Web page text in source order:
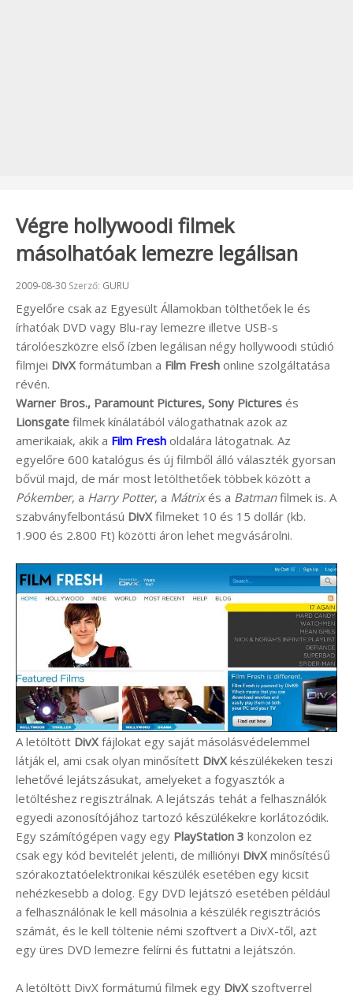
Végre hollywoodi filmek
másolhatóak lemezre legálisan
Beküldve:
2009-08-30 Szerző: GURU
Egyelőre csak az Egyesült Államokban tölthetőek le és
írhatóak DVD vagy Blu-ray lemezre illetve USB-s
tárolóeszközre első ízben legálisan négy hollywoodi stúdió
filmjei DivX formátumban a Film Fresh online szolgáltatása
révén.
Warner Bros., Paramount Pictures, Sony Pictures és
Lionsgate filmek kínálatából válogathatnak azok az
amerikaiak, akik a Film Fresh oldalára látogatnak. Az
egyelőre 600 katalógus és új filmből álló választék gyorsan
bővül majd, de már most letölthetőek többek között a
Pókember, a Harry Potter, a Mátrixés a Batmanfilmek is. A
szabványfelbontású DivX filmeket 10 és 15 dollár (kb.
1.900 és 2.800 Ft) közötti áron lehet megvásárolni.
A letöltött DivX fájlokat egy saját másolásvédelemmel
látják el, ami csak olyan minősített DivX készülékeken teszi
lehetővé lejátszásukat, amelyeket a fogyasztók a
letöltéshez regisztrálnak. A lejátszás tehát a felhasználók
egyedi azonosítójához tartozó készülékekre korlátozódik.
Egy számítógépen vagy egy PlayStation 3 konzolon ez
csak egy kód bevitelét jelenti, de milliónyi DivX minősítésű
szórakoztatóelektronikai készülék esetében egy kicsit
nehézkesebb a dolog. Egy DVD lejátszó esetében például
a felhasználónak le kell másolnia a készülék regisztrációs
számát, és le kell töltenie némi szoftvert a DivX-től, azt
egy üres DVD lemezre felírni és futtatni a lejátszón.
A letöltött DivX formátumú filmek egy DivX szoftverrel